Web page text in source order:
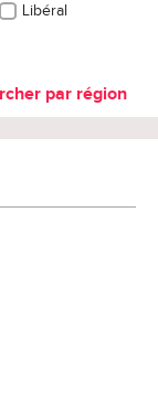
Libéral
par région